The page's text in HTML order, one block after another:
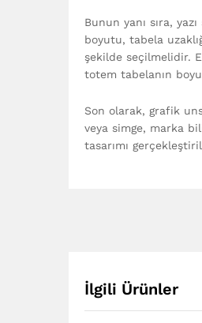
Bunun yanı sıra,
boyutu, tabela
şekilde seçilmelidir.
totem tabelanın
Son olarak, grafik
veya simge, marka
tasarımı
İlgili Ürünler